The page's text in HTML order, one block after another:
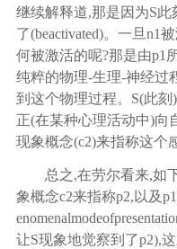
继续解释道,那是因为S
了(beactivated)。一旦n1
何被激活的呢?那是由p1
纯粹的物理-生理-神经过
到这个物理过程。S(此
正(在某种心理活动中)向
现象概念(c2)来指称这个
总之,在劳尔看来,如
象概念c2来指称p2,以及
让S现象地觉察到了p2),